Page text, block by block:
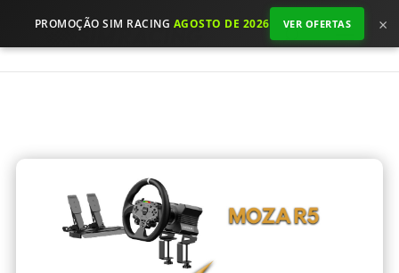
PROMOÇÃO SIM RACING AGOSTO DE 2026 VER OFERTAS ×